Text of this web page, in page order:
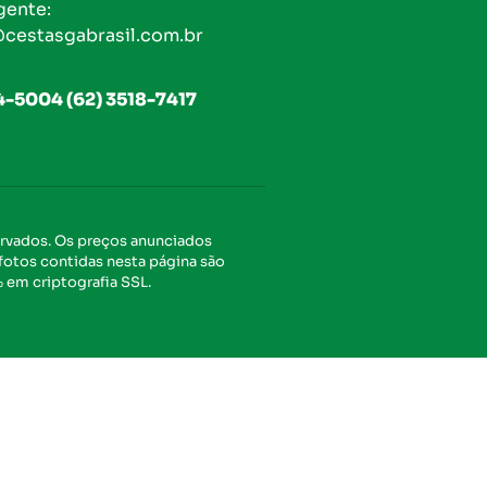
5004 (62) 3518-7417
Os preços anunciados
contidas nesta página são
criptografia SSL.